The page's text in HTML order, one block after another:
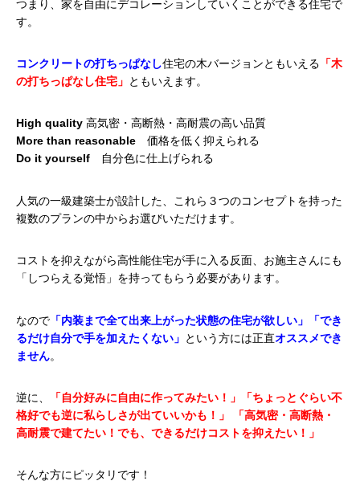
つまり、家を自由にデコレーションしていくことができる住宅で
す。
コンクリートの打ちっぱなし住宅の木バージョンともいえる 「木
の打ちっぱなし住宅」 ともいえます。
High quality 高気密・高断熱・高耐震の高い品質
More than reasonable 価格を低く抑えられる
Do it yourself 自分色に仕上げられる
人気の一級建築士が設計した、
これら３つのコンセプトを持った
複数のプランの中からお選びいただけます。
コストを抑えながら高性能住宅が手に入る反面、お施主さんにも
「しつらえる覚悟」を持ってもらう必要があります。
なので 「内装まで全て出来上がった状態の住宅が欲しい」「でき
るだけ自分で手を加えたくない」 という方には正直オススメでき
ません。
逆に、
「自分好みに自由に作ってみたい！」「ちょっとぐらい不
格好でも逆に私らしさが出ていいかも！」
「高気密・高断熱・
高耐震で建てたい！でも、できるだけコストを抑えたい！」
そんな方にピッタリです！